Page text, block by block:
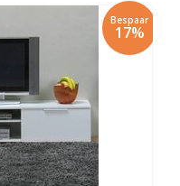
Bespaar
17%